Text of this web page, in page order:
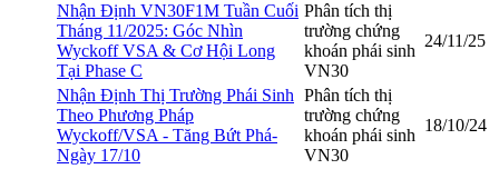
Nhận Định VN30F1M Tuần Cuối
Tháng 11/2025: Góc Nhìn
Wyckoff VSA & Cơ Hội Long
Tại Phase C
Phân tích thị
trường chứng
khoán phái sinh
VN30
24/11/25
Nhận Định Thị Trường Phái Sinh
Theo Phương Pháp
Wyckoff/VSA - Tăng Bứt Phá-
Ngày 17/10
Phân tích thị
trường chứng
khoán phái sinh
VN30
18/10/24